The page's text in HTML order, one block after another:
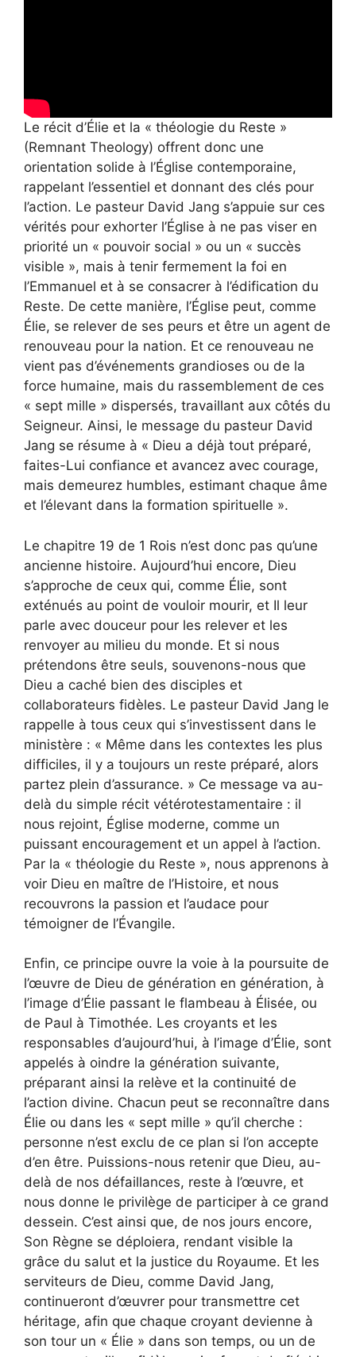
Le récit d’Élie et la « théologie du Reste »
(Remnant Theology) offrent donc une
orientation solide à l’Église contemporaine,
rappelant l’essentiel et donnant des clés pour
l’action. Le pasteur David Jang s’appuie sur ces
vérités pour exhorter l’Église à ne pas viser en
priorité un « pouvoir social » ou un « succès
visible », mais à tenir fermement la foi en
l’Emmanuel et à se consacrer à l’édification du
Reste. De cette manière, l’Église peut, comme
Élie, se relever de ses peurs et être un agent de
renouveau pour la nation. Et ce renouveau ne
vient pas d’événements grandioses ou de la
force humaine, mais du rassemblement de ces
« sept mille » dispersés, travaillant aux côtés du
Seigneur. Ainsi, le message du pasteur David
Jang se résume à « Dieu a déjà tout préparé,
faites-Lui confiance et avancez avec courage,
mais demeurez humbles, estimant chaque âme
et l’élevant dans la formation spirituelle ».
Le chapitre 19 de 1 Rois n’est donc pas qu’une
ancienne histoire. Aujourd’hui encore, Dieu
s’approche de ceux qui, comme Élie, sont
exténués au point de vouloir mourir, et Il leur
parle avec douceur pour les relever et les
renvoyer au milieu du monde. Et si nous
prétendons être seuls, souvenons-nous que
Dieu a caché bien des disciples et
collaborateurs fidèles. Le pasteur David Jang le
rappelle à tous ceux qui s’investissent dans le
ministère : « Même dans les contextes les plus
difficiles, il y a toujours un reste préparé, alors
partez plein d’assurance. » Ce message va au-
delà du simple récit vétérotestamentaire : il
nous rejoint, Église moderne, comme un
puissant encouragement et un appel à l’action.
Par la « théologie du Reste », nous apprenons à
voir Dieu en maître de l’Histoire, et nous
recouvrons la passion et l’audace pour
témoigner de l’Évangile.
Enfin, ce principe ouvre la voie à la poursuite de
l’œuvre de Dieu de génération en génération, à
l’image d’Élie passant le flambeau à Élisée, ou
de Paul à Timothée. Les croyants et les
responsables d’aujourd’hui, à l’image d’Élie, sont
appelés à oindre la génération suivante,
préparant ainsi la relève et la continuité de
l’action divine. Chacun peut se reconnaître dans
Élie ou dans les « sept mille » qu’il cherche :
personne n’est exclu de ce plan si l’on accepte
d’en être. Puissions-nous retenir que Dieu, au-
delà de nos défaillances, reste à l’œuvre, et
nous donne le privilège de participer à ce grand
dessein. C’est ainsi que, de nos jours encore,
Son Règne se déploiera, rendant visible la
grâce du salut et la justice du Royaume. Et les
serviteurs de Dieu, comme David Jang,
continueront d’œuvrer pour transmettre cet
héritage, afin que chaque croyant devienne à
son tour un « Élie » dans son temps, ou un de